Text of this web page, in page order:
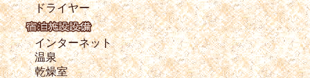
ドライヤー
インターネット
温泉
乾燥室